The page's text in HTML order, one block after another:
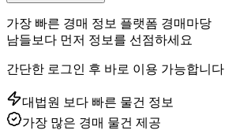
가장 빠른 경매 정보 플랫폼 경매마당
남들보다 먼저 정보를 선점하세요
간단한 로그인 후 바로 이용 가능합니다
대법원 보다 빠른 물건 정보
가장 많은 경매 물건 제공